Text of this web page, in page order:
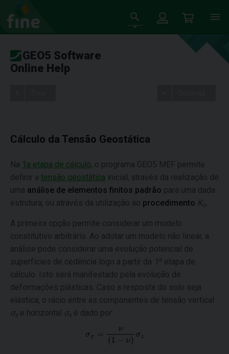
GEO5 Software
Online Help
Cálculo da Tensão Geostática
Na 1a etapa de cálculo, o programa GEO5 MEF permite
definir a tensão geostática inicial, através da realização de
uma análise de elementos finitos padrão para uma dada
estrutura, ou através da utilização ao procedimento K o
A primeira opção permite considerar um modelo
constitutivo arbitrário. Ao adotar um modelo não linear, a
análise pode considerar uma evolução potencial de
superfícies de cedência logo a partir da 1 a etapa de
cálculo. Isto será manifestado pela evolução de
deformações plásticas. Caso a resposta do solo seja
elástica, o rácio entre as componentes de tensão vertical
σz e horizontal σ x é dado por: